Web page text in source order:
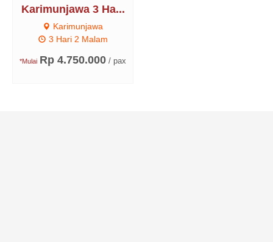
Karimunjawa 3 Ha...
Karimunjawa
3 Hari 2 Malam
*Mulai Rp 4.750.000 / pax